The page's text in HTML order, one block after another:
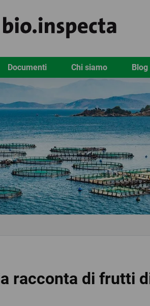
Documenti Chi siamo Blog
racconta di frutti